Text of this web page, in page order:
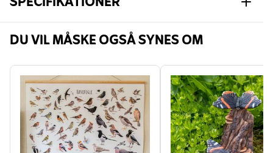
Varenummer 979790120
Bredde 470 mm
Højde 700 mm
Længde 3 mm
DU VIL MÅSKE OGSÅ SYNES OM